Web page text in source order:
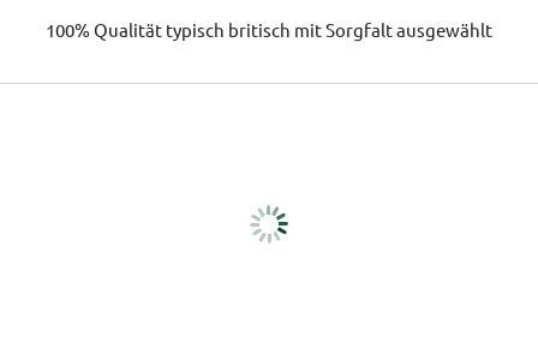
100% Qualität typisch britisch mit Sorgfalt ausgewählt